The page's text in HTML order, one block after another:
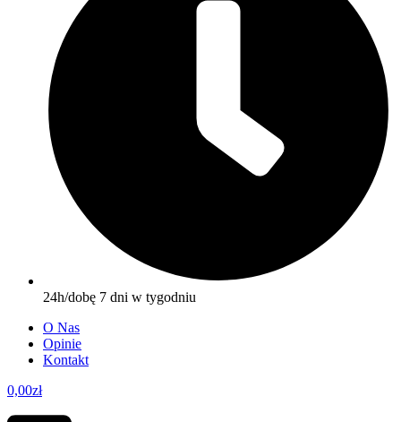
24h/dobę 7 dni w tygodniu
O Nas
Opinie
Kontakt
0,00zł